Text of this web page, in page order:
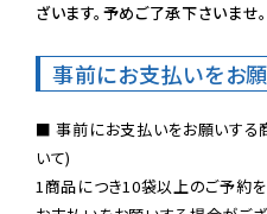
ざいます。予めご了承下さいませ。
事前にお支払いをお
■ 事前にお支払いをお願いする
いて)
1商品につき10袋以上のご予約